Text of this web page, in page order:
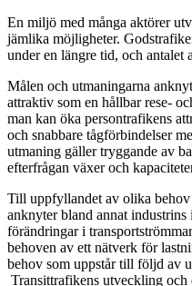
En miljö med många aktörer
jämlika möjligheter.
under en längre tid, och antalet
Målen och utmaningarna
attraktiv som en hållbar rese-
man kan öka persontrafikens
och snabbare tågförbindelser
utmaning gäller tryggande av
efterfrågan växer och
Till uppfyllandet av olika
anknyter bland annat industrins
förändringar i
behoven av ett nätverk för
behov som uppstår till följd av
Transittrafikens utveckling